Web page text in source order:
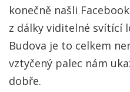
konečně našli
z dálky viditelné svítící
Budova je to celkem
vztyčený palec nám
dobře.